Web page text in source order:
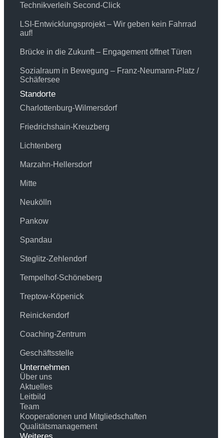
Technikverleih Second-Click
LSI-Entwicklungsprojekt – Wir geben kein Fahrrad
auf!
Brücke in die Zukunft – Engagement öffnet Türen
Sozialraum in Bewegung – Franz-Neumann-Platz /
Schäfersee
Standorte
Charlottenburg-Wilmersdorf
Friedrichshain-Kreuzberg
Lichtenberg
Marzahn-Hellersdorf
Mitte
Neukölln
Pankow
Spandau
Steglitz-Zehlendorf
Tempelhof-Schöneberg
Treptow-Köpenick
Reinickendorf
Coaching-Zentrum
Geschäftsstelle
Unternehmen
Über uns
Aktuelles
Leitbild
Team
Kooperationen und Mitgliedschaften
Qualitätsmanagement
Weiteres